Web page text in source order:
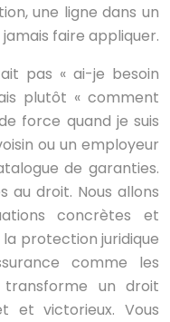
une ligne dans un
faire appliquer.
pas « ai-je besoin
plutôt « comment
force quand je suis
ou un employeur
de garanties.
au droit. Nous allons
concrètes et
protection juridique
comme les
transforme un droit
et victorieux. Vous